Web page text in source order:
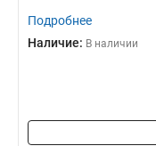
Подробнее
Наличие: В наличии